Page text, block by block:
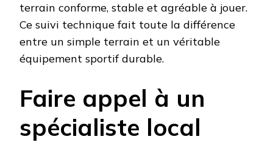
terrain conforme, stable et agréable à jouer.
Ce suivi technique fait toute la différence
entre un simple terrain et un véritable
équipement sportif durable.
Faire appel à un
spécialiste local